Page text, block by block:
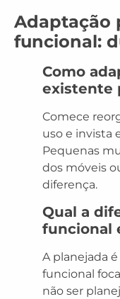
Adaptação
funcional:
Como
existente
Comece
uso e invista
Pequenas
dos móveis
diferença.
Qual a
funcional
A planejada
funcional
não ser